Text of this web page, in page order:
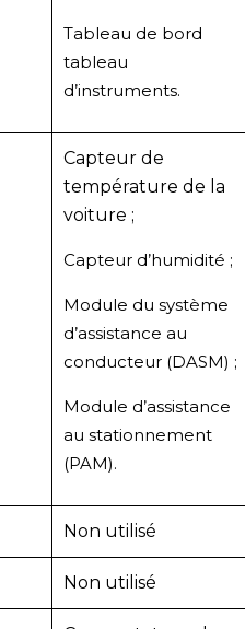
Tableau de bord
tableau
d’instruments.
Capteur de
température de la
voiture ;
Capteur d’humidité ;
Module du système
d’assistance au
conducteur (DASM) ;
Module d’assistance
au stationnement
(PAM).
Non utilisé
Non utilisé